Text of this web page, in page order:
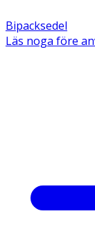
Bipacksedel
Läs noga före